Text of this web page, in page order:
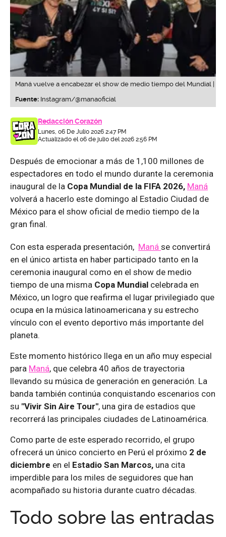
Maná vuelve a encabezar el show de medio tiempo del Mundial |
Fuente: Instagram/@manaoficial
Redacción Corazón
Lunes, 06 De Julio 2026 2:47 PM
Actualizado el 06 de julio del 2026 2:56 PM
Después de emocionar a más de 1,100 millones de
espectadores en todo el mundo durante la ceremonia
inaugural de la Copa Mundial de la FIFA 2026, Maná
volverá a hacerlo este domingo al Estadio Ciudad de
México para el show oficial de medio tiempo de la
gran final.
Con esta esperada presentación, Maná se convertirá
en el único artista en haber participado tanto en la
ceremonia inaugural como en el show de medio
tiempo de una misma Copa Mundial celebrada en
México, un logro que reafirma el lugar privilegiado que
ocupa en la música latinoamericana y su estrecho
vínculo con el evento deportivo más importante del
planeta.
Este momento histórico llega en un año muy especial
para Maná, que celebra 40 años de trayectoria
llevando su música de generación en generación. La
banda también continúa conquistando escenarios con
su "Vivir Sin Aire Tour", una gira de estadios que
recorrerá las principales ciudades de Latinoamérica.
Como parte de este esperado recorrido, el grupo
ofrecerá un único concierto en Perú el próximo 2 de
diciembre en el Estadio San Marcos, una cita
imperdible para los miles de seguidores que han
acompañado su historia durante cuatro décadas.
Todo sobre las entradas